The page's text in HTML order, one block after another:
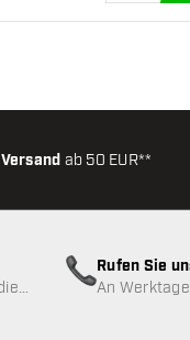
ab 50 EUR**
Rufen Sie
An